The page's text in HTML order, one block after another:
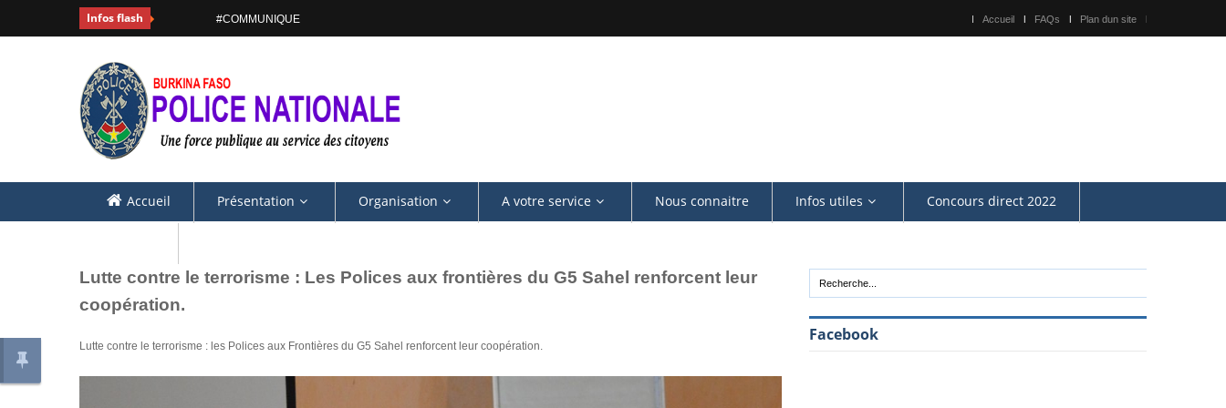
Infos flash #COMMUNIQUE Accueil FAQs Plan dun site
Accueil Présentation Organisation A votre service Nous connaitre Infos utiles Concours direct 2022
Lutte contre le terrorisme : Les Polices aux frontières du G5 Sahel renforcent leur
coopération.
Lutte contre le terrorisme : les Polices aux Frontières du G5 Sahel renforcent leur coopération.
Facebook